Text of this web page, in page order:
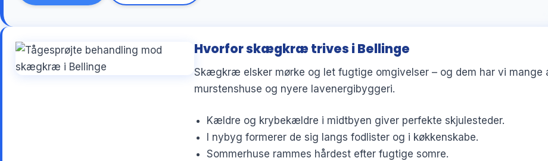
Hvorfor skægkræ trives i Bellinge
Skægkræ elsker mørke og let fugtige omgivelser – og dem har vi mange
murstenshuse og nyere lavenergibyggeri.
Kældre og krybekældre i midtbyen giver perfekte skjulesteder.
I nybyg formerer de sig langs fodlister og i køkkenskabe.
Sommerhuse rammes hårdest efter fugtige somre.